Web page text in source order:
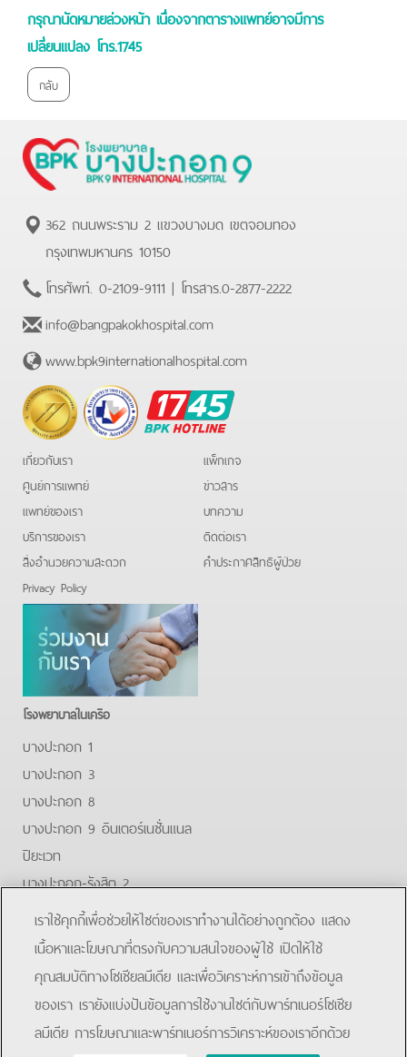
กรุณานัดหมายล่วงหน้า เนื่องจากตารางแพทย์อาจมีการ
เปลี่ยนแปลง โทร.1745
กลับ
362 ถนนพระราม 2 แขวงบางมด เขตจอมทอง
กรุงเทพมหานคร 10150
โทรศัพท์. 0-2109-9111 | โทรสาร.0-2877-2222
info@bangpakokhospital.com
www.bpk9internationalhospital.com
BPK
Hotline
เกี่ยวกับเรา
ศูนย์การแพทย์
แพทย์ของเรา
บริการของเรา
สิ่งอำนวยความสะดวก
Privacy Policy
แพ็กเกจ
ข่าวสาร
บทความ
ติดต่อเรา
คําประกาศสิทธิผู้ป่วย
โรงพยาบาลในเครือ
บางปะกอก 1
บางปะกอก 3
บางปะกอก 8
บางปะกอก 9 อินเตอร์เนชั่นแนล
ปิยะเวท
บางปะกอก-รังสิต 2
บางปะกอกสมุทรปราการ
FacebookYoutubeLine
โรงพยาบาลบางปะกอก 9 อินเตอร์เนชั่นแนล
เราใช้คุกกี้เพื่อช่วยให้ไซต์ของเราทำงานได้อย่างถูกต้อง แสดง
เนื้อหาและโฆษณาที่ตรงกับความสนใจของผู้ใช้ เปิดให้ใช้
คุณสมบัติทางโซเชียลมีเดีย และเพื่อวิเคราะห์การเข้าถึงข้อมูล
ของเรา เรายังแบ่งปันข้อมูลการใช้งานไซต์กับพาร์ทเนอร์โซเชีย
ลมีเดีย การโฆษณาและพาร์ทเนอร์การวิเคราะห์ของเราอีกด้วย